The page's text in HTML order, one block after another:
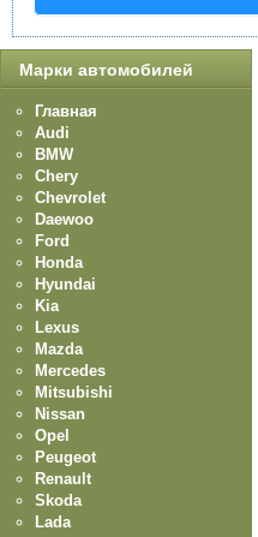
Марки автомобилей
Главная
Audi
BMW
Chery
Chevrolet
Daewoo
Ford
Honda
Hyundai
Kia
Lexus
Mazda
Mercedes
Mitsubishi
Nissan
Opel
Peugeot
Renault
Skoda
Lada